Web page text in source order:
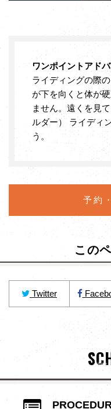
ワンポイントアド
ライディングの際
が下を向くと体が
ません。遠くを見
ルダー） ライディ
う。
予約
この
Twitter